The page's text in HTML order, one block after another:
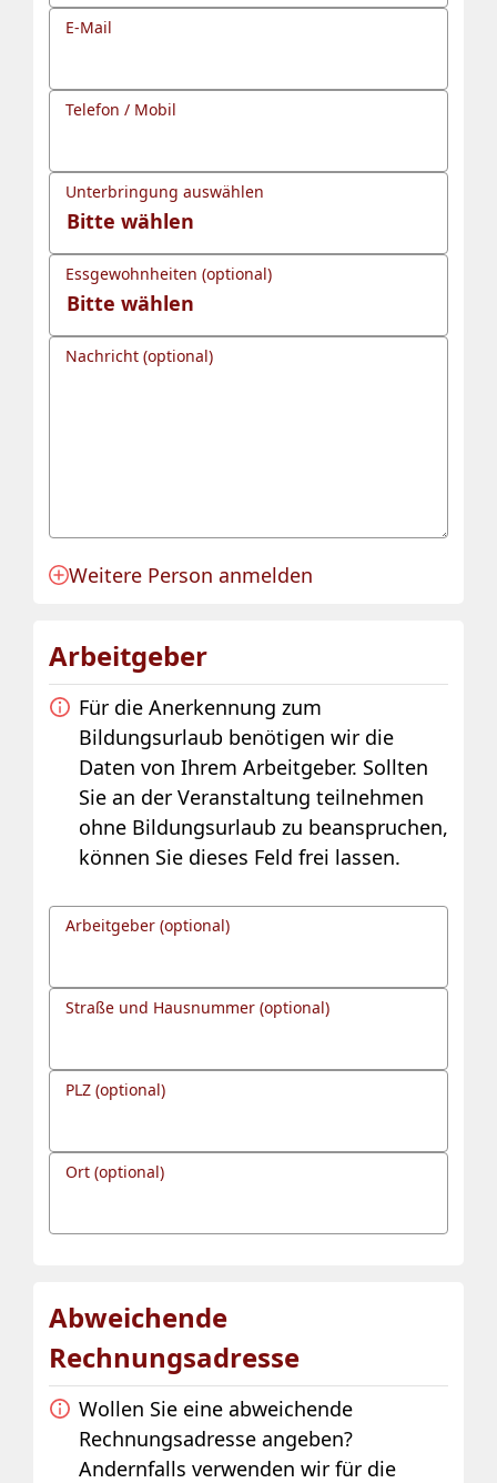
E-Mail
Telefon / Mobil
Unterbringung auswählen
Essgewohnheiten (optional)
Nachricht (optional)
Anmeldung für eine Person angelegt.
Weitere Person anmelden
Arbeitgeber
Für die Anerkennung zum
Bildungsurlaub benötigen wir die
Daten von Ihrem Arbeitgeber. Sollten
Sie an der Veranstaltung teilnehmen
ohne Bildungsurlaub zu beanspruchen,
können Sie dieses Feld frei lassen.
Arbeitgeber (optional)
Straße und Hausnummer (optional)
PLZ (optional)
Ort (optional)
Abweichende
Rechnungsadresse
Wollen Sie eine abweichende
Rechnungsadresse angeben?
Andernfalls verwenden wir für die